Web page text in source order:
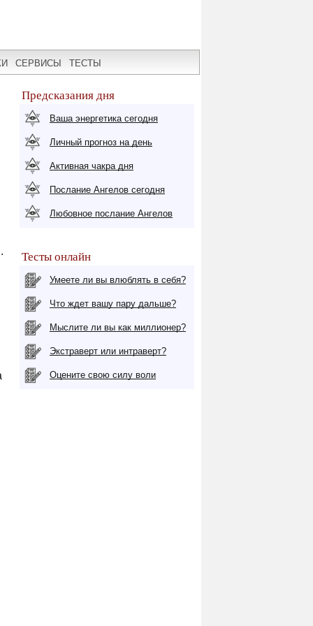
СЕРВИСЫ ТЕСТЫ
Предсказания дня
Ваша энергетика сегодня
Личный прогноз на день
Активная чакра дня
Послание Ангелов сегодня
Любовное послание Ангелов
Тесты онлайн
Умеете ли вы влюблять в себя?
Что ждет вашу пару дальше?
Мыслите ли вы как миллионер?
Экстраверт или интраверт?
Оцените свою силу воли